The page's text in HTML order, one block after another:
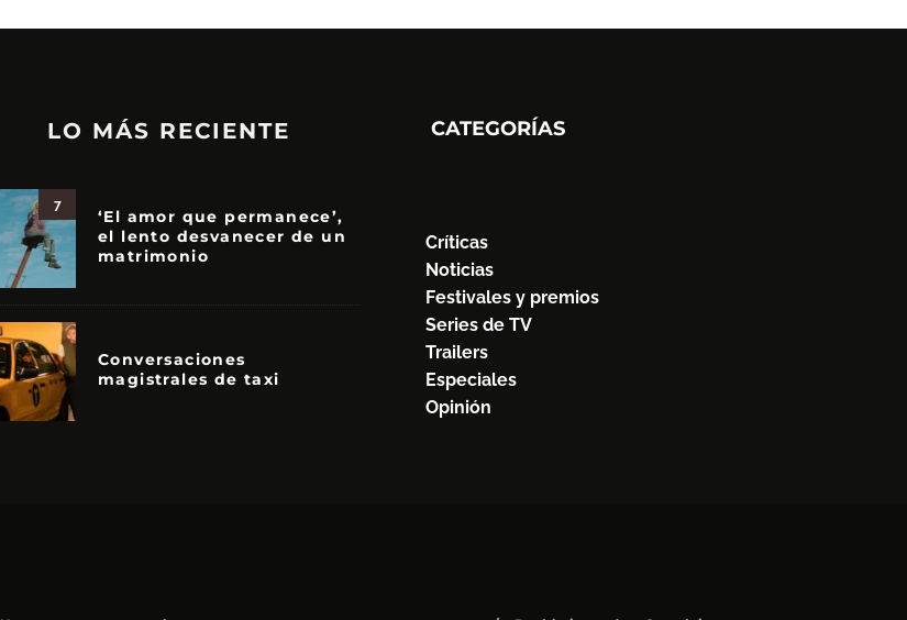
LO MÁS RECIENTE
7
‘El amor que permanece’,
el lento desvanecer de un
matrimonio
Conversaciones
magistrales de taxi
CATEGORÍAS
Críticas
Noticias
Festivales y premios
Series de TV
Trailers
Especiales
Opinión